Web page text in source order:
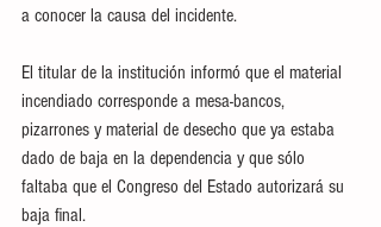
a conocer la causa del incidente.
El titular de la institución informó que el material
incendiado corresponde a mesa-bancos,
pizarrones y material de desecho que ya estaba
dado de baja en la dependencia y que sólo
faltaba que el Congreso del Estado autorizará su
baja final.